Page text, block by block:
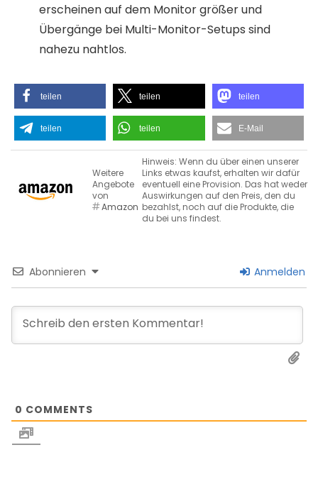
erscheinen auf dem Monitor größer und
Übergänge bei Multi-Monitor-Setups sind
nahezu nahtlos.
teilen teilen teilen
teilen teilen E-Mail
Weitere
Angebote
von
Amazon
Hinweis: Wenn du über einen unserer
Links etwas kaufst, erhalten wir dafür
eventuell eine Provision. Das hat weder
Auswirkungen auf den Preis, den du
bezahlst, noch auf die Produkte, die
du bei uns findest.
Abonnieren Anmelden
0 COMMENTS